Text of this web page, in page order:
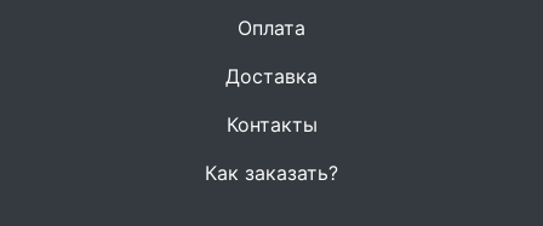
Оплата
Доставка
Контакты
Как заказать?